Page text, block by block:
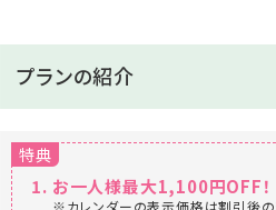
プランの紹介
特典
お一人様最大1,100円OFF！
※カレンダーの表示価格は割引後の